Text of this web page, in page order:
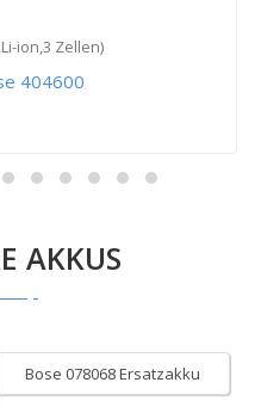
ion,3 Zellen)
404600
AKKUS
Bose 078068 Ersatzakku